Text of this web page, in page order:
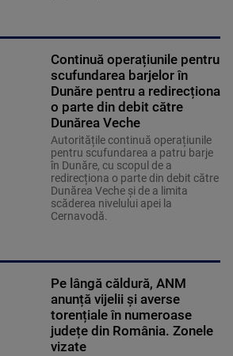
Continuă operațiunile pentru
scufundarea barjelor în
Dunăre pentru a redirecționa
o parte din debit către
Dunărea Veche
Autoritățile continuă operațiunile
pentru scufundarea a patru barje
în Dunăre, cu scopul de a
redirecționa o parte din debit către
Dunărea Veche și de a limita
scăderea nivelului apei la
Cernavodă.
Pe lângă căldură, ANM
anunță vijelii și averse
torențiale în numeroase
județe din România. Zonele
vizate